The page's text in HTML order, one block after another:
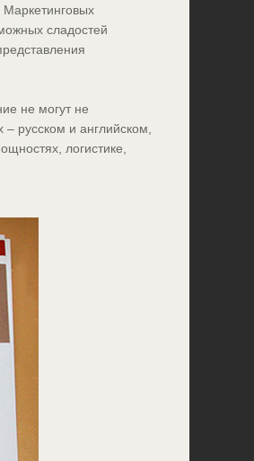
сладостей
не могут не
– русском и английском,
логистике,